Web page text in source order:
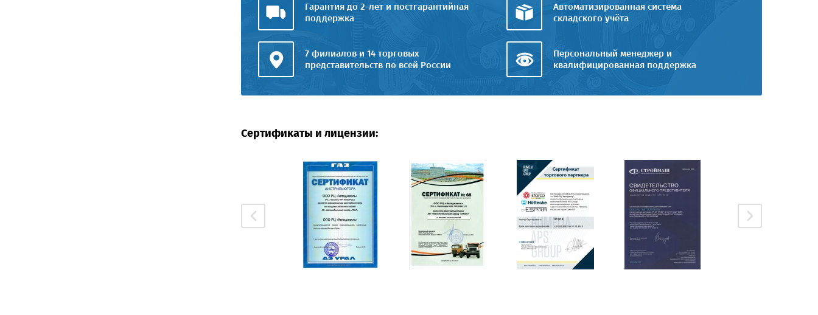
Гарантия до 2-лет и постгарантийная
поддержка
Автоматизированная система
складского учёта
7 филиалов и 14 торговых
представительств по всей России
Персональный менеджер и
квалифицированная поддержка
Сертификаты и лицензии: